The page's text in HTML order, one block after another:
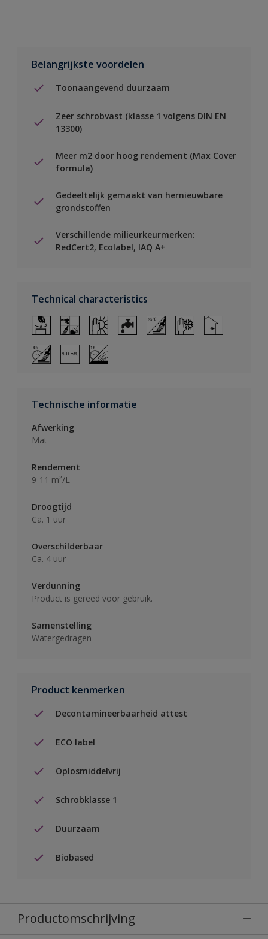
Belangrijkste voordelen
Toonaangevend duurzaam
Zeer schrobvast (klasse 1 volgens DIN EN
13300)
Meer m2 door hoog rendement (Max Cover
formula)
Gedeeltelijk gemaakt van hernieuwbare
grondstoffen
Verschillende milieurkeurmerken:
RedCert2, Ecolabel, IAQ A+
Technical characteristics
Technische informatie
Afwerking
Mat
Rendement
9-11 m²/L
Droogtijd
Ca. 1 uur
Overschilderbaar
Ca. 4 uur
Verdunning
Product is gereed voor gebruik.
Samenstelling
Watergedragen
Product kenmerken
Decontamineerbaarheid attest
ECO label
Oplosmiddelvrij
Schrobklasse 1
Duurzaam
Biobased
Productomschrijving